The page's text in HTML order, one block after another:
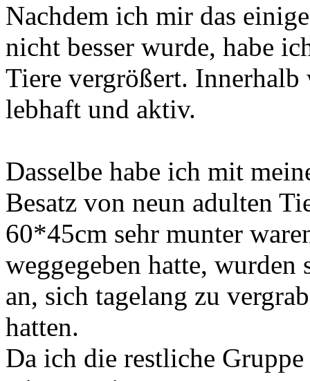
Nachdem ich mir das
nicht besser wurde, habe
Tiere vergrößert. Innerhalb
lebhaft und aktiv.
Dasselbe habe ich mit
Besatz von neun adulten
60*45cm sehr munter
weggegeben hatte,
an, sich tagelang zu
hatten.
Da ich die restliche